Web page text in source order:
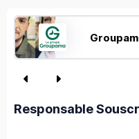
Responsable